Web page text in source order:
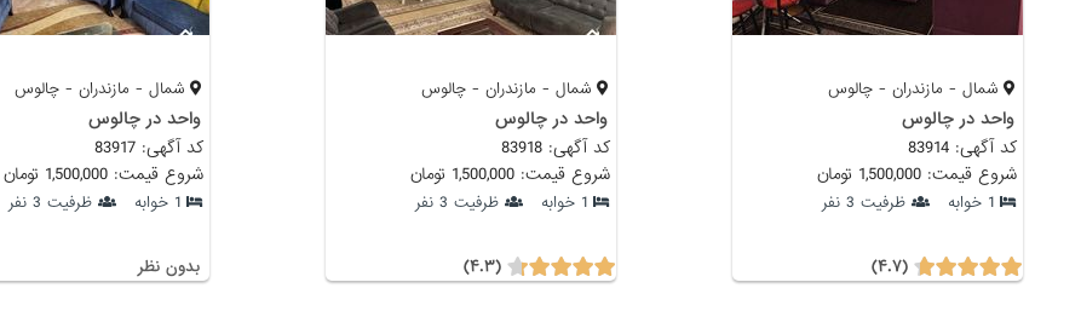
شمال - مازندران - چالوس
واحد در چالوس
کد آگهی: 83914
شروع قیمت: 1,500,000 تومان
1 خوابه ظرفیت 3 نفر
(۴.۷)
شمال - مازندران - چالوس
واحد در چالوس
کد آگهی: 83918
شروع قیمت: 1,500,000 تومان
1 خوابه ظرفیت 3 نفر
(۴.۳)
شمال - مازندران - چالوس
واحد در چالوس
کد آگهی: 83917
شروع قیمت: 1,500,000 تومان
1 خوابه ظرفیت 3 نفر
بدون نظر